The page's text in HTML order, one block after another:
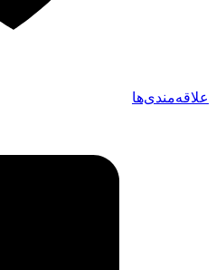
علاقه‌مندی‌ها